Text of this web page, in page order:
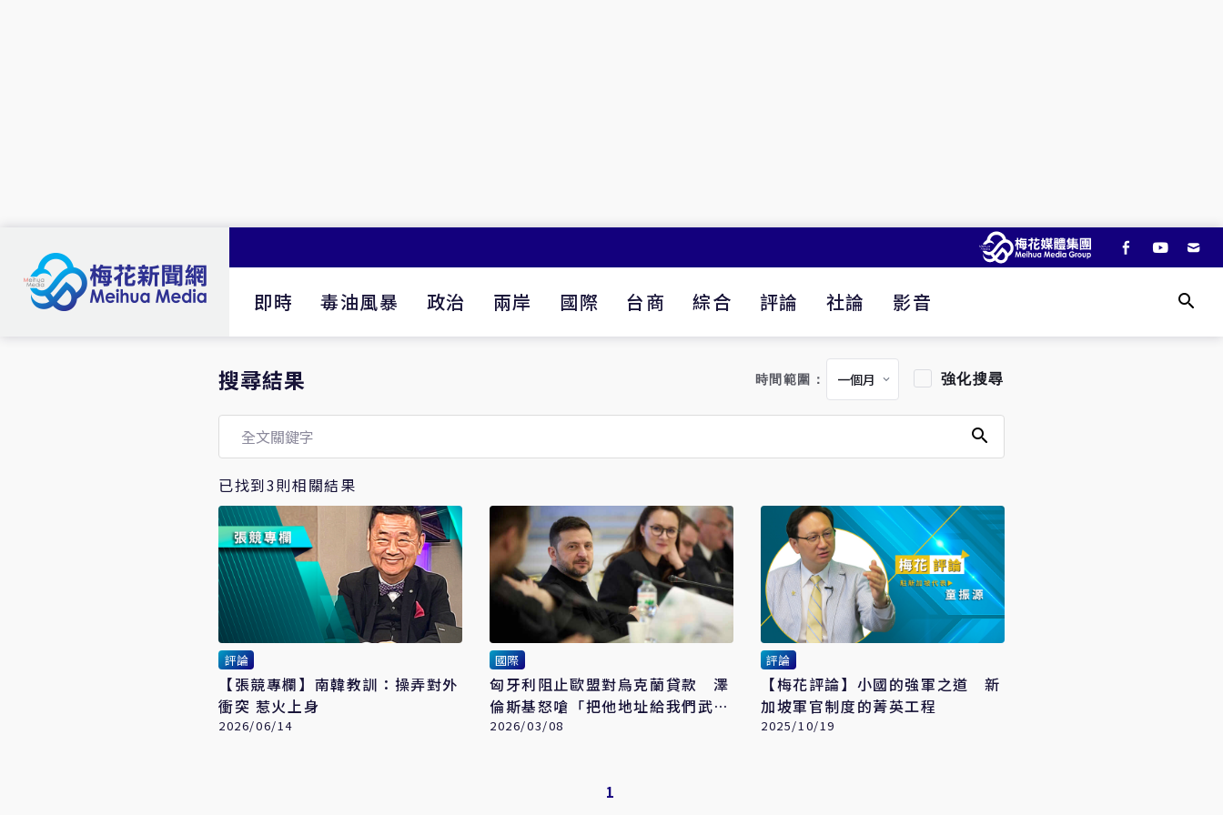
即時 毒油風暴 政治 兩岸 國際 台商 綜合 評論 社論 影音
搜尋結果 時間範圍： 強化搜尋
已找到3則相關結果
評論
【張競專欄】南韓教訓：操弄對外
衝突 惹火上身
2026/06/14
國際
匈牙利阻止歐盟對烏克蘭貸款 澤
倫斯基怒嗆「把他地址給我們武裝
部隊」
2026/03/08
評論
【梅花評論】小國的強軍之道 新
加坡軍官制度的菁英工程
2025/10/19
1